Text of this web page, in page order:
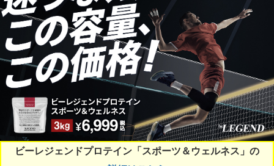
ビーレジェンドプロテイン「スポーツ＆ウェルネス」の